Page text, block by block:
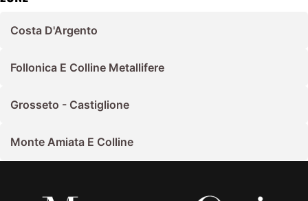
Costa D'Argento
Follonica E Colline Metallifere
Grosseto - Castiglione
Monte Amiata E Colline